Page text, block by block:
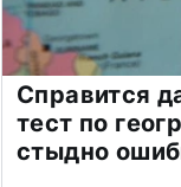
Справится
тест по
стыдно